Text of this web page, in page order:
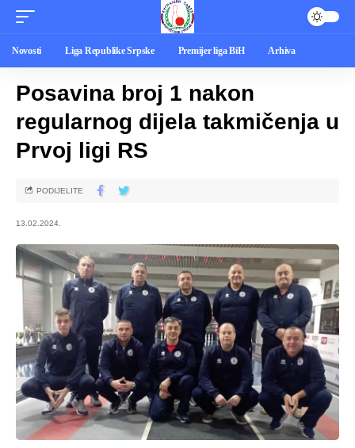
Novosti Liga Republike Srpske Premijer liga BiH Arhiva
Posavina broj 1 nakon
regularnog dijela takmičenja u
Prvoj ligi RS
13.02.2024.
PODIJELITE